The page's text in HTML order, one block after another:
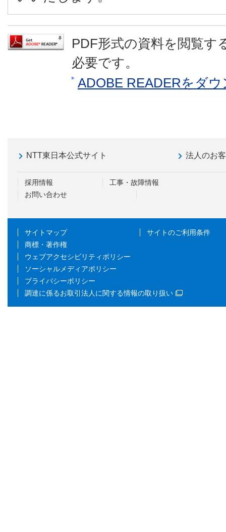
PDF形式の資料を閲覧す
必要です。
ADOBE READERをダ
NTT東日本公式サイト 法人のお
採用情報
工事・故障情報
お問い合わせ
サイトマップ
サイトのご利用条件
商標・著作権
ウェブアクセシビリティポリシー
ソーシャルメディアポリシー
プライバシーポリシー
調達に係るお取引法人に関する情報の取り扱い